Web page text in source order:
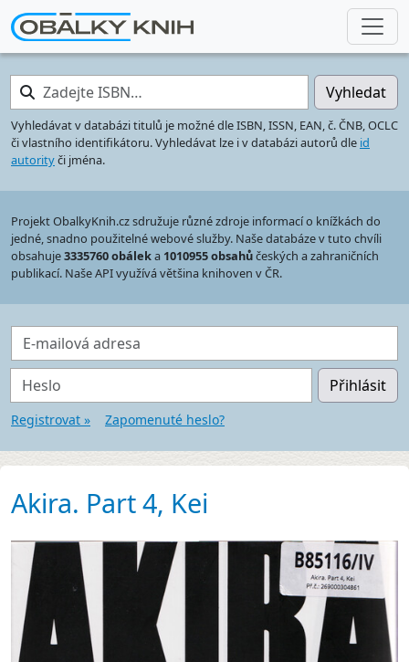
Zadejte ISBN… Vyhledat
Vyhledávat v databázi titulů je možné dle ISBN, ISSN, EAN, č. ČNB, OCLC
či vlastního identifikátoru. Vyhledávat lze i v databázi autorů dle id
autorityči jména.
Projekt ObalkyKnih.cz sdružuje různé zdroje informací o knížkách do
jedné, snadno použitelné webové služby. Naše databáze v tuto chvíli
obsahuje3335760 obáleka 1010955 obsahůčeských a zahraničních
publikací. Naše API využívá většina knihoven v ČR.
E-mailová adresa
Heslo Přihlásit
Registrovat » Zapomenuté heslo?
Akira. Part 4, Kei